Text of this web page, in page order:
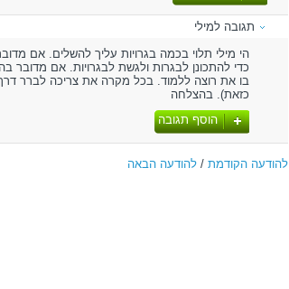
תגובה למילי
הי מילי תלוי בכמה בגרויות עליך להשלים. אם
כדי להתכונן לבגרות ולגשת לבגרויות. אם מדובר
בו את רוצה ללמוד. בכל מקרה את צריכה לברר
כזאת). בהצלחה
הוסף תגובה
להודעה הקודמת / להודעה הבאה